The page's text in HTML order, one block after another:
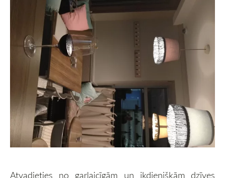
Atvadieties no garlaicīgām un ikdienišķām dzīves